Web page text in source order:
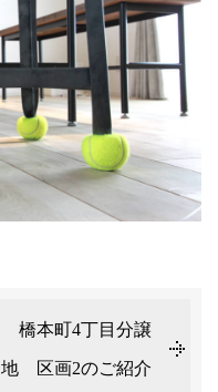
橋本町4丁目分譲
地 区画2のご紹介